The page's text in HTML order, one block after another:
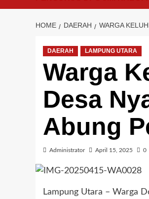
HOME DAERAH WARGA
DAERAH LAMPUNG UTARA
Warga
Desa
Abung
Administrator April 15, 2025 0
Lampung Utara – Warga